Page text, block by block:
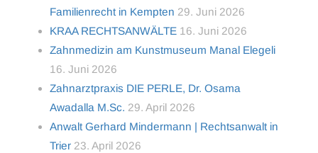
Familienrecht in Kempten 29. Juni 2026
KRAA RECHTSANWÄLTE 16. Juni 2026
Zahnmedizin am Kunstmuseum Manal Elegeli
16. Juni 2026
Zahnarztpraxis DIE PERLE, Dr. Osama
Awadalla M.Sc. 29. April 2026
Anwalt Gerhard Mindermann | Rechtsanwalt in
Trier 23. April 2026